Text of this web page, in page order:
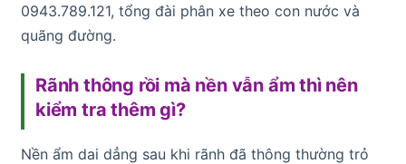
0943.789.121, tổng đài phân xe theo con nước và
quãng đường.
Rãnh thông rồi mà nền vẫn ẩm thì nên
kiểm tra thêm gì?
Nền ẩm dai dẳng sau khi rãnh đã thông thường trỏ